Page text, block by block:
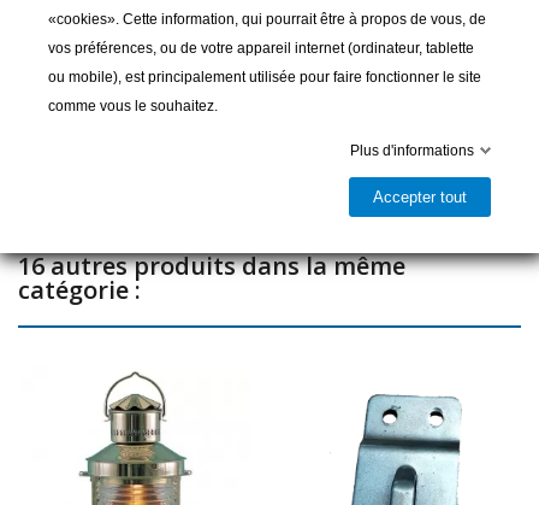
Ajouter au panier
16 autres produits dans la même
catégorie :
«cookies». Cette information, qui pourrait être à propos de vous, de
vos préférences, ou de votre appareil internet (ordinateur, tablette
ou mobile), est principalement utilisée pour faire fonctionner le site
comme vous le souhaitez.
Plus d'informations
Accepter tout